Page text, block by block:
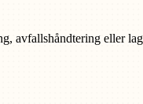
avfallshåndtering eller